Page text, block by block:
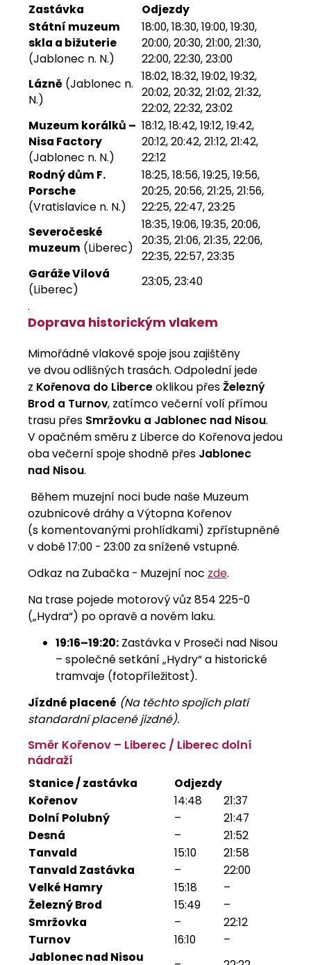
Zastávka
Odjezdy
Státní muzeum
skla a bižuterie
(Jablonec n. N.)
18:00, 18:30, 19:00, 19:30,
20:00, 20:30, 21:00, 21:30,
22:00, 22:30, 23:00
Lázně (Jablonec n.
N.)
18:02, 18:32, 19:02, 19:32,
20:02, 20:32, 21:02, 21:32,
22:02, 22:32, 23:02
Muzeum korálků –
Nisa Factory
(Jablonec n. N.)
18:12, 18:42, 19:12, 19:42,
20:12, 20:42, 21:12, 21:42,
22:12
Rodný dům F.
Porsche
(Vratislavice n. N.)
18:25, 18:56, 19:25, 19:56,
20:25, 20:56, 21:25, 21:56,
22:25, 22:47, 23:25
Severočeské
muzeum (Liberec)
18:35, 19:06, 19:35, 20:06,
20:35, 21:06, 21:35, 22:06,
22:35, 22:57, 23:35
Garáže Vilová
(Liberec)
23:05, 23:40
.
Doprava historickým vlakem
Mimořádné vlakové spoje jsou zajištěny
ve dvou odlišných trasách. Odpolední jede
z Kořenova do Liberceoklikou přesŽelezný
Brod a Turnov, zatímco večerní volí přímou
trasu přes Smržovku a Jablonec nad Nisou.
V opačném směru z Liberce do Kořenova jedou
oba večerní spoje shodně přes Jablonec
nad Nisou.
Během muzejní noci bude naše Muzeum
ozubnicové dráhy a Výtopna Kořenov
(s komentovanými prohlídkami) zpřístupněné
v době 17:00 - 23:00 za snížené vstupné.
Odkaz na Zubačka - Muzejní noc zde.
Na trase pojede motorový vůz 854 225-0
(„Hydra“) po opravě a novém laku.
19:16–19:20: Zastávka v Proseči nad Nisou
– společné setkání „Hydry“ a historické
tramvaje (fotopříležitost).
Jízdné placené (Na těchto spojích platí
standardní placené jízdné).
Směr Kořenov – Liberec / Liberec dolní
nádraží
Stanice / zastávka
Odjezdy
Kořenov
14:48
21:37
Dolní Polubný
–
21:47
Desná
–
21:52
Tanvald
15:10
21:58
Tanvald Zastávka
–
22:00
Velké Hamry
15:18
–
Železný Brod
15:49
–
Smržovka
–
22:12
Turnov
16:10
–
Jablonec nad Nisou